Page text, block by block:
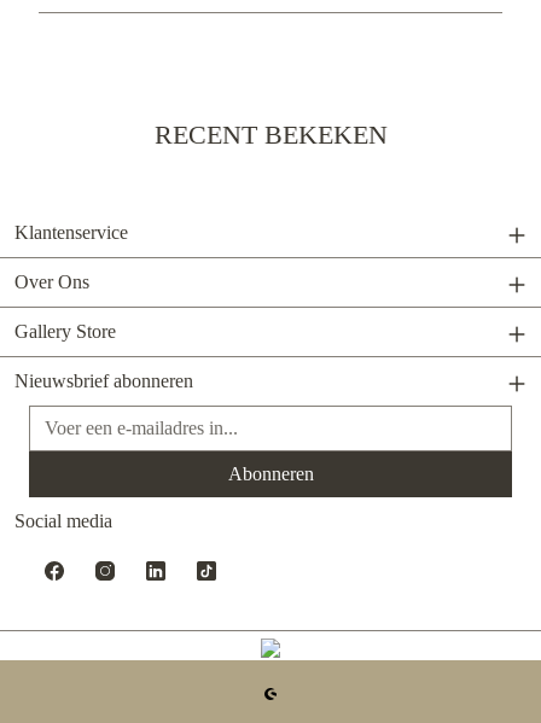
RECENT BEKEKEN
Klantenservice
Over Ons
Gallery Store
Nieuwsbrief abonneren
E-mailadres*
Abonneren
Social media